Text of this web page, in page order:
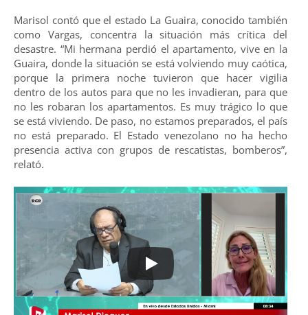
Marisol contó que el estado La Guaira, conocido también
como Vargas, concentra la situación más crítica del
desastre. “Mi hermana perdió el apartamento, vive en la
Guaira, donde la situación se está volviendo muy caótica,
porque la primera noche tuvieron que hacer vigilia
dentro de los autos para que no les invadieran, para que
no les robaran los apartamentos. Es muy trágico lo que
se está viviendo. De paso, no estamos preparados, el país
no está preparado. El Estado venezolano no ha hecho
presencia activa con grupos de rescatistas, bomberos”,
relató.